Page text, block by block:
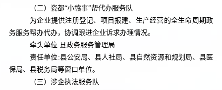
（二）瓷都“小赣事”帮代办服务队
为企业提供注册登记、项目报建、生产经营的全生命周期政
务服务帮办代办，协调跟进企业诉求办理情况。
牵头单位:县政务服务管理局
责任单位 :县公安局、县人社局、县自然资源和规划局、县医
保局、县税务局等窗口单位。
（三）涉企执法服务队